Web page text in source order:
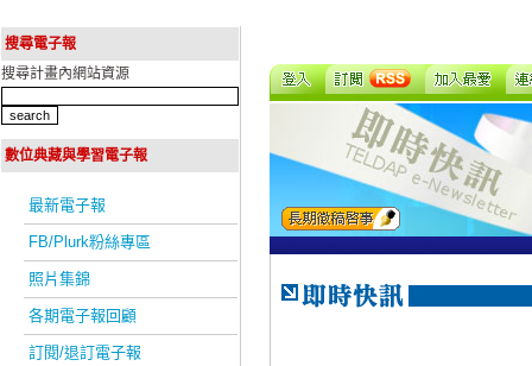
搜尋電子報
搜尋計畫內網站資源
數位典藏與學習電子報
最新電子報
FB/Plurk粉絲專區
照片集錦
各期電子報回顧
訂閱/退訂電子報